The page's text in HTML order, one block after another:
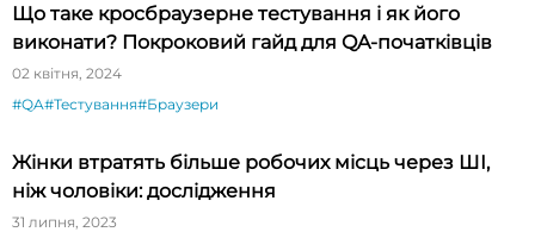
Що таке кросбраузерне тестування і як його
виконати? Покроковий гайд для QA-початківців
02 квітня, 2024
#QA#Тестування#Браузери
Жінки втратять більше робочих місць через ШІ,
ніж чоловіки: дослідження
31 липня, 2023